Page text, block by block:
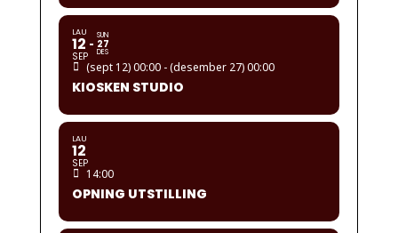
LAU
12
SEP
SUN
27
DES
(sept 12) 00:00 - (desember 27) 00:00
KIOSKEN STUDIO
LAU
12
SEP
14:00
OPNING UTSTILLING